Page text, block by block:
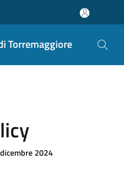
Torremaggiore
2024